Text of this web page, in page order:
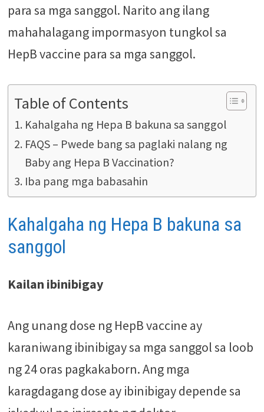
para sa mga sanggol. Narito ang ilang
mahahalagang impormasyon tungkol sa
HepB vaccine para sa mga sanggol.
Table of Contents
Kahalgaha ng Hepa B bakuna sa sanggol
FAQS – Pwede bang sa paglaki nalang ng
Baby ang Hepa B Vaccination?
Iba pang mga babasahin
Kahalgaha ng Hepa B bakuna sa
sanggol
Kailan ibinibigay
Ang unang dose ng HepB vaccine ay
karaniwang ibinibigay sa mga sanggol sa loob
ng 24 oras pagkakaborn. Ang mga
karagdagang dose ay ibinibigay depende sa